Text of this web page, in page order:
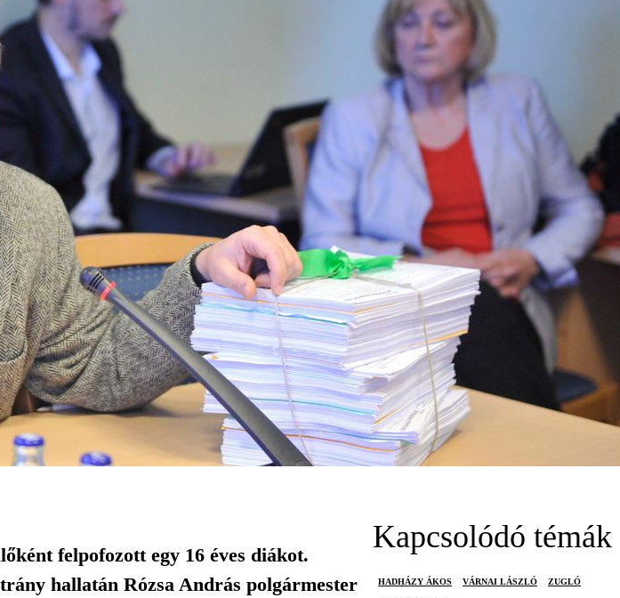
felpofozott egy 16 éves diákot.
hallatán Rózsa András polgármester
Kapcsolódó témák
HADHÁZY ÁKOS VÁRNAI LÁSZLÓ ZUGLÓ